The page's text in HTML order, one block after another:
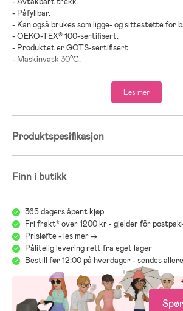
- Påfyllbar.
- Kan også brukes som ligge- og sittestøtte for
- OEKO-TEX® 100-sertifisert.
- Produktet er GOTS-sertifisert.
- Maskinvask 30°C.
- Ekstra trekk kjøpes separat.
- Kåret til best i test 2024 av Bäst-i-test i
- Fyll: 100 % EPS-perler.
Les mer
Produktspesifikasjon
Finn i butikk
365 dagers åpent kjøp
Fri frakt* over 1200 kr - gjelder för
Prisløfte - les mer ->
Pålitelig levering rett fra eget lager
Bestill før 12:00 på hverdager - sendes